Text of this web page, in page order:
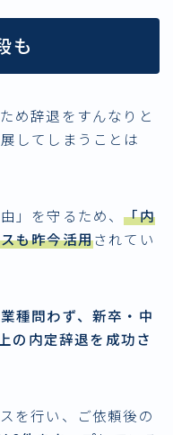
も
め辞退をすんなりと
してしまうことは
」を守るため、「内
も昨今活用されてい
業種問わず、新卒・中
の内定辞退を成功さ
を行い、ご依頼後の